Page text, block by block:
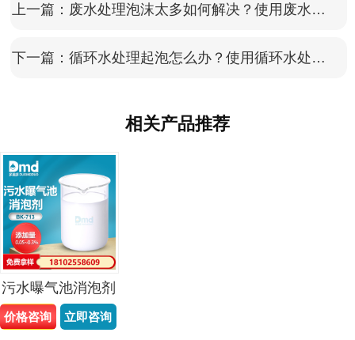
上一篇： 废水处理泡沫太多如何解决？使用废水处理消泡剂
下一篇： 循环水处理起泡怎么办？使用循环水处理消泡剂
相关产品推荐
污水曝气池消泡剂
价格咨询 立即咨询